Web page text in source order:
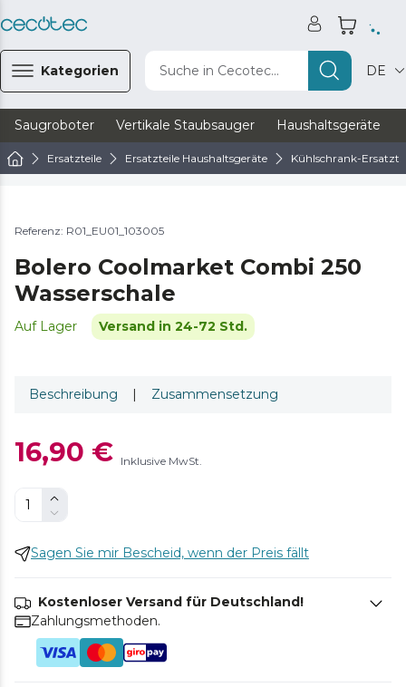
Kategorien Suche in Cecotec... DE
Saugroboter Vertikale Staubsauger Haushaltsgeräte
Ersatzteile Ersatzteile Haushaltsgeräte Kühlschrank-
Referenz: R01_EU01_103005
Bolero Coolmarket Combi 250
Wasserschale
Auf Lager Versand in 24-72 Std.
Beschreibung | Zusammensetzung
16,90 € Inklusive MwSt.
Sagen Sie mir Bescheid, wenn der Preis fällt
Kostenloser Versand für Deutschland!
Zahlungsmethoden.